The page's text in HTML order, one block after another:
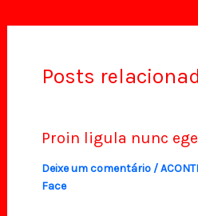
Posts
Proin ligula nunc
Deixe um comentário /
Face